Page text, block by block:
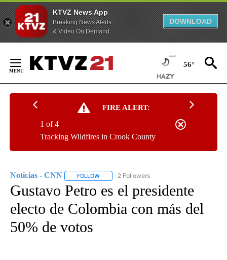
KTVZ News App
Breaking News Alerts
& Video On Demand
DOWNLOAD
Content
56°
FIRE ALERT:
Tracking Wildfires in Crook County
1 of 4
Noticias - CNN FOLLOW FOLLOW "NOTICIAS - CNN" TO RECEIVE
2 Followers
Gustavo Petro es el presidente
electo de Colombia con más del
50% de votos